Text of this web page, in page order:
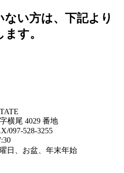
い方は、下記より
す。
横尾 4029 番地
097-528-3255
日、お盆、年末年始